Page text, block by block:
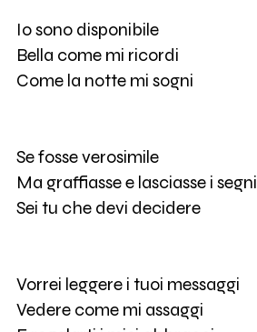
Io sono disponibile
Bella come mi ricordi
Come la notte mi sogni
Se fosse verosimile
Ma graffiasse e lasciasse i segni
Sei tu che devi decidere
Vorrei leggere i tuoi messaggi
Vedere come mi assaggi